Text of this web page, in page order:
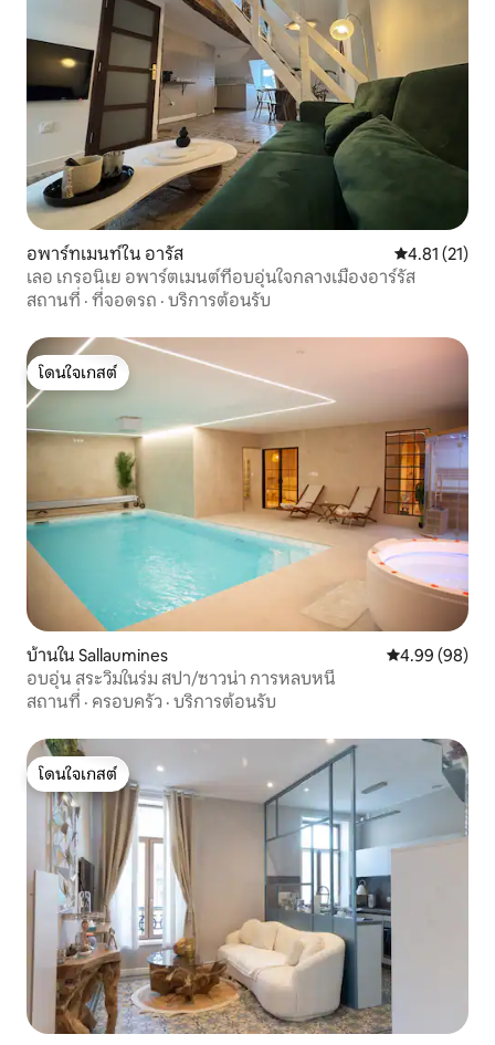
อพาร์ทเมนท์ใน อารัส คะแนนเฉลี่ย
4.81 (21)
เลอ เกรอนิเย อพาร์ตเมนต์ที่อบอุ่นใจกลางเมืองอาร์รัส
สถานที่ · ที่จอดรถ · บริการต้อนรับ
โดนใจเกสต์
โดนใจเกสต์
บ้านใน Sallaumines คะแนนเฉลี่ย
4.99 (98)
อบอุ่น สระวิมในร่ม สปา/ซาวน่า การหลบหนี
สถานที่ · ครอบครัว · บริการต้อนรับ
โดนใจเกสต์
โดนใจเกสต์